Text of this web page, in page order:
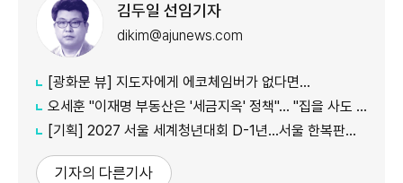
김두일 선임기자
dikim@ajunews.com
[광화문 뷰] 지도자에게 에코체임버가 없다면…
오세훈 "이재명 부동산은 '세금지옥' 정책"… "집을 사도 팔아도 세금만 늘어"
[기획] 2027 서울 세계청년대회 D-1년…서울 한복판에서 만나는 '가톨릭 문화의 모든 것'
기자의 다른기사